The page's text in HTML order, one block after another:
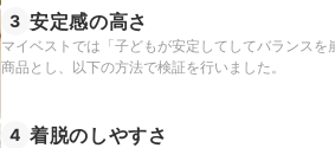
3 安定感の高さ
マイベストでは「子どもが安定してしてバランス
商品とし、以下の方法で検証を行いました。
4 着脱のしやすさ